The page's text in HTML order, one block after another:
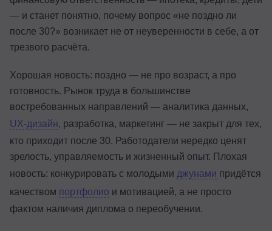
— и станет понятно, почему вопрос «не поздно ли
после 30?» возникает не от неуверенности в себе, а от
трезвого расчёта.
Хорошая новость: поздно — не про возраст, а про
готовность. Рынок труда в большинстве
востребованных направлений — аналитика данных,
UX-дизайн, разработка, маркетинг — не закрыт для тех,
кто приходит после 30. Работодатели нередко ценят
зрелость, управляемость и жизненный опыт. Плохая
новость: конкурировать с молодыми джунами придётся
качеством портфолио и мотивацией, а не просто
фактом наличия диплома о переобучении.